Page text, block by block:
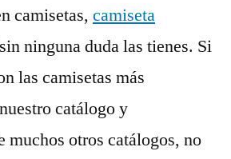
camisetas, camiseta
ninguna duda las tienes. Si
las camisetas más
catálogo y
muchos otros catálogos, no